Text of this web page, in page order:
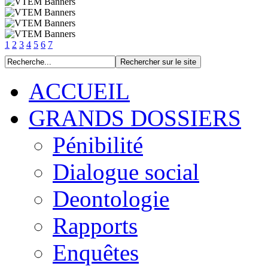
1 2 3 4 5 6 7
ACCUEIL
GRANDS DOSSIERS
Pénibilité
Dialogue social
Deontologie
Rapports
Enquêtes